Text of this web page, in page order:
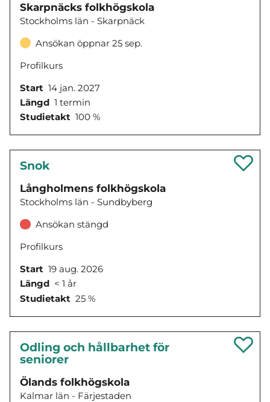
Skarpnäcks folkhögskola
Stockholms län - Skarpnäck
Ansökan öppnar 25 sep.
Profilkurs
Start 14 jan. 2027
Längd 1 termin
Studietakt 100 %
Snok
Långholmens folkhögskola
Stockholms län - Sundbyberg
Ansökan stängd
Profilkurs
Start 19 aug. 2026
Längd < 1 år
Studietakt 25 %
Odling och hållbarhet för
seniorer
Ölands folkhögskola
Kalmar län - Färjestaden